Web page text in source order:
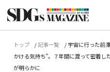
トップ 記事一覧
宇宙に行った前
かける気持ち”。７年間に渡って密着
が明らかに